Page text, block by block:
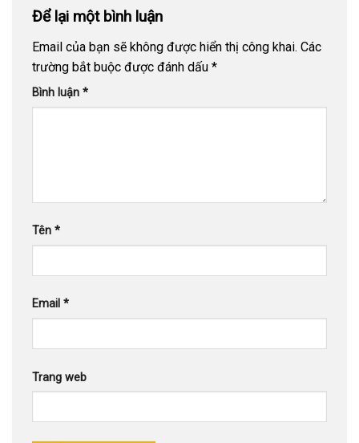
Để lại một bình luận
Email của bạn sẽ không được hiển thị công khai. Các
trường bắt buộc được đánh dấu *
Bình luận *
Tên *
Email *
Trang web